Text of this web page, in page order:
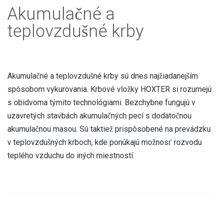
Akumulačné a
teplovzdušné krby
Akumulačné a teplovzdušné krby sú dnes najžiadanejším
spôsobom vykurovania. Krbové vložky HOXTER si rozumejú
s obidvoma týmito technológiami. Bezchybne fungujú v
uzavretých stavbách akumulačných pecí s dodatočnou
akumulačnou masou. Sú taktiež prispôsobené na prevádzku
v teplovzdušných krboch, kde ponúkajú možnosť rozvodu
teplého vzduchu do iných miestností.